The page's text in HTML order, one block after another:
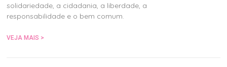
solidariedade, a cidadania, a liberdade, a
responsabilidade e o bem comum.
VEJA MAIS >